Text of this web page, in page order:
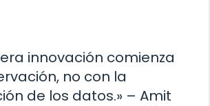
innovación comienza
no con la
de los datos.» – Amit